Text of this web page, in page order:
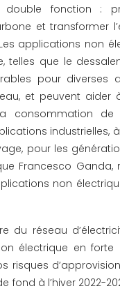
double fonction :
et transformer
applications non
telles que le
pour diverses
et peuvent aider
consommation de
industrielles,
pour les
Francesco Ganda,
non
du réseau
électrique en forte
risques
fond à l’hiver 2022-